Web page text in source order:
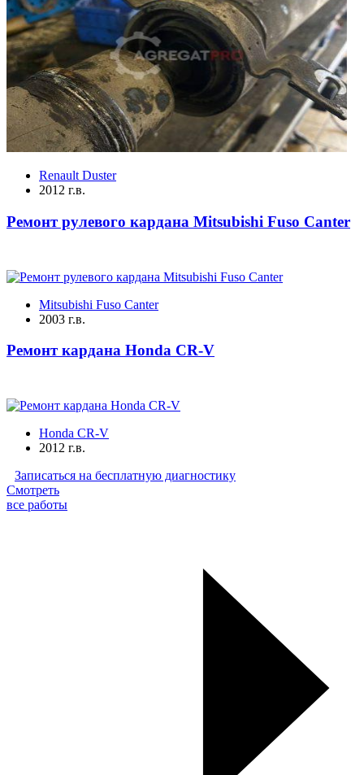
Renault Duster
2012 г.в.
Ремонт рулевого кардана Mitsubishi Fuso Canter
Mitsubishi Fuso Canter
2003 г.в.
Ремонт кардана Honda CR-V
Honda CR-V
2012 г.в.
Записаться на бесплатную диагностику
Смотреть
все работы